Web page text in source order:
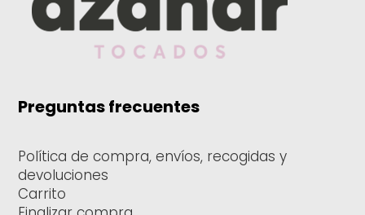
Preguntas frecuentes
Política de compra, envíos, recogidas y
devoluciones
Carrito